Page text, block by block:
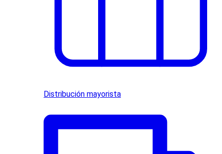
Distribución mayorista